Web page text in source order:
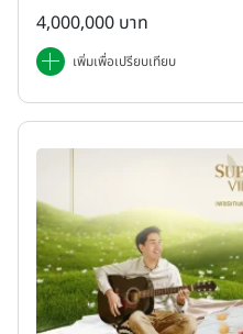
4,000,000 บาท
เพิ่มเพื่อเปรียบเทียบ